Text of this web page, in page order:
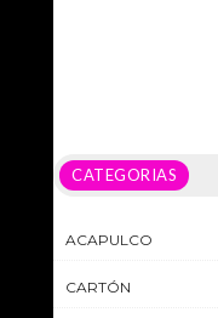
CATEGORIAS
ACAPULCO
CARTÓN